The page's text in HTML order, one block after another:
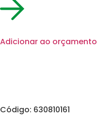
Adicionar ao orçamento
Código: 630810161